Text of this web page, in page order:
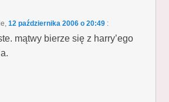
,12 października 2006 o 20:49 :
mątwy bierze się z harry’ego